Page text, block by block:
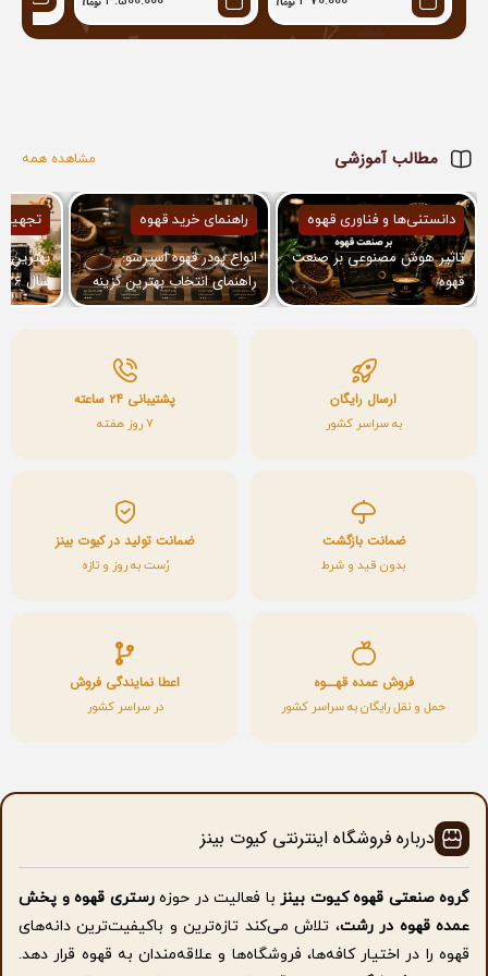
مطالب آموزشی مشاهده همه
دانستنی‌ها و فناوری قهوه
تاثیر هوش مصنوعی بر صنعت
قهوه
راهنمای خرید قهوه
انواع پودر قهوه اسپرسو:
راهنمای انتخاب بهترین گزینه
برای دستگاه شما
بهترین
معرفی
ارسال رایگان
به سراسر کشور
پشتیبانی ۲۴ ساعته
7 روز هفته
ضمانت بازگشت
بدون قید و شرط
ضمانت تولید در کیوت بینز
رُست به روز و تازه
فروش عمده قهــوه
حمل و نقل رایگان به سراسر کشور
اعطا نمایندگی فروش
در سراسر کشور
درباره فروشگاه اینترنتی کیوت بینز
گروه صنعتی قهوه کیوت بینز با فعالیت در حوزهرستری قهوه و پخش
عمده قهوه در رشت، تلاش می‌کند تازه‌ترین و باکیفیت‌ترین دانه‌های
قهوه را در اختیار کافه‌ها، فروشگاه‌ها و علاقه‌مندان به قهوه قرار دهد.